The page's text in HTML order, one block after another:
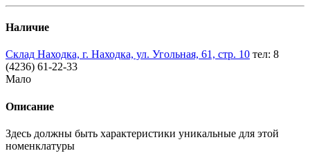
Наличие
Склад Находка, г. Находка, ул. Угольная, 61, стр. 10 тел: 8
(4236) 61-22-33
Мало
Описание
Здесь должны быть характеристики уникальные для этой
номенклатуры